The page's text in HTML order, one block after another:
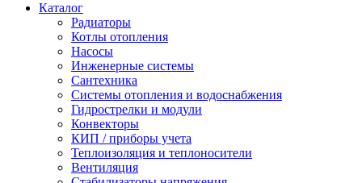
Каталог
Радиаторы
Котлы отопления
Насосы
Инженерные системы
Сантехника
Системы отопления и водоснабжения
Гидрострелки и модули
Конвекторы
КИП / приборы учета
Теплоизоляция и теплоносители
Вентиляция